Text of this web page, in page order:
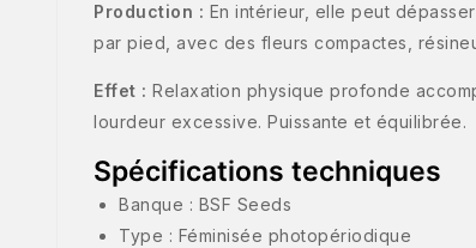
Production : En intérieur, elle peut
par pied, avec des fleurs compactes,
Effet : Relaxation physique profonde
lourdeur excessive. Puissante et équilibrée.
Spécifications techniques
Banque : BSF Seeds
Type : Féminisée photopériodique